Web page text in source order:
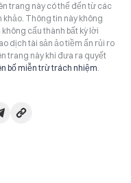
trang này có thể đến từ các
khảo. Thông tin này không
cấu thành bất kỳ lời
dịch tài sản ảo tiềm ẩn rủi ro
trang này khi đưa ra quyết
bố miễn trừ trách nhiệm.